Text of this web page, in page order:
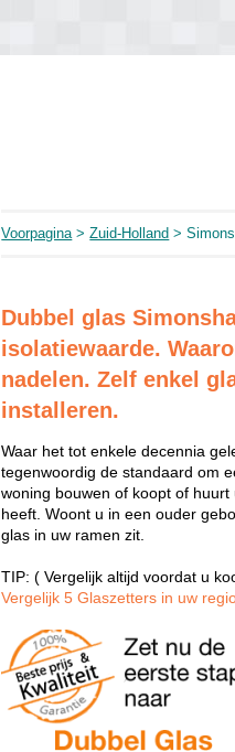
Voorpagina>Zuid-Holland >
Dubbel glas
isolatiewaarde.
nadelen. Zelf enkel
installeren.
Waar het tot enkele decennia
tegenwoordig de standaard om
woning bouwen of koopt of
heeft. Woont u in een ouder
glas in uw ramen zit.
TIP: ( Vergelijk altijd voordat u
Vergelijk 5 Glaszetters in uw